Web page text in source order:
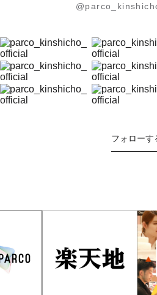
フォローす